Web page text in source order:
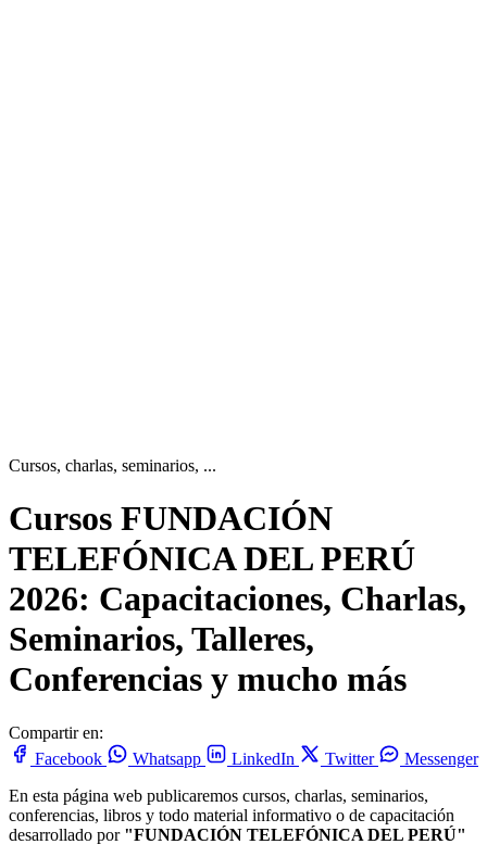
Cursos, charlas, seminarios, ...
Cursos FUNDACIÓN
TELEFÓNICA DEL PERÚ
2026: Capacitaciones, Charlas,
Seminarios, Talleres,
Conferencias y mucho más
Compartir en:
Facebook
Whatsapp LinkedIn Twitter
Messenger
En esta página web publicaremos cursos, charlas, seminarios,
conferencias, libros y todo material informativo o de capacitación
desarrollado por "FUNDACIÓN TELEFÓNICA DEL PERÚ"